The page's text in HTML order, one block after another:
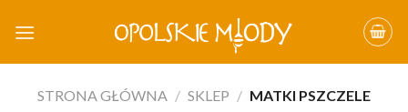
STRONA GŁÓWNA / SKLEP / MATKI PSZCZELE